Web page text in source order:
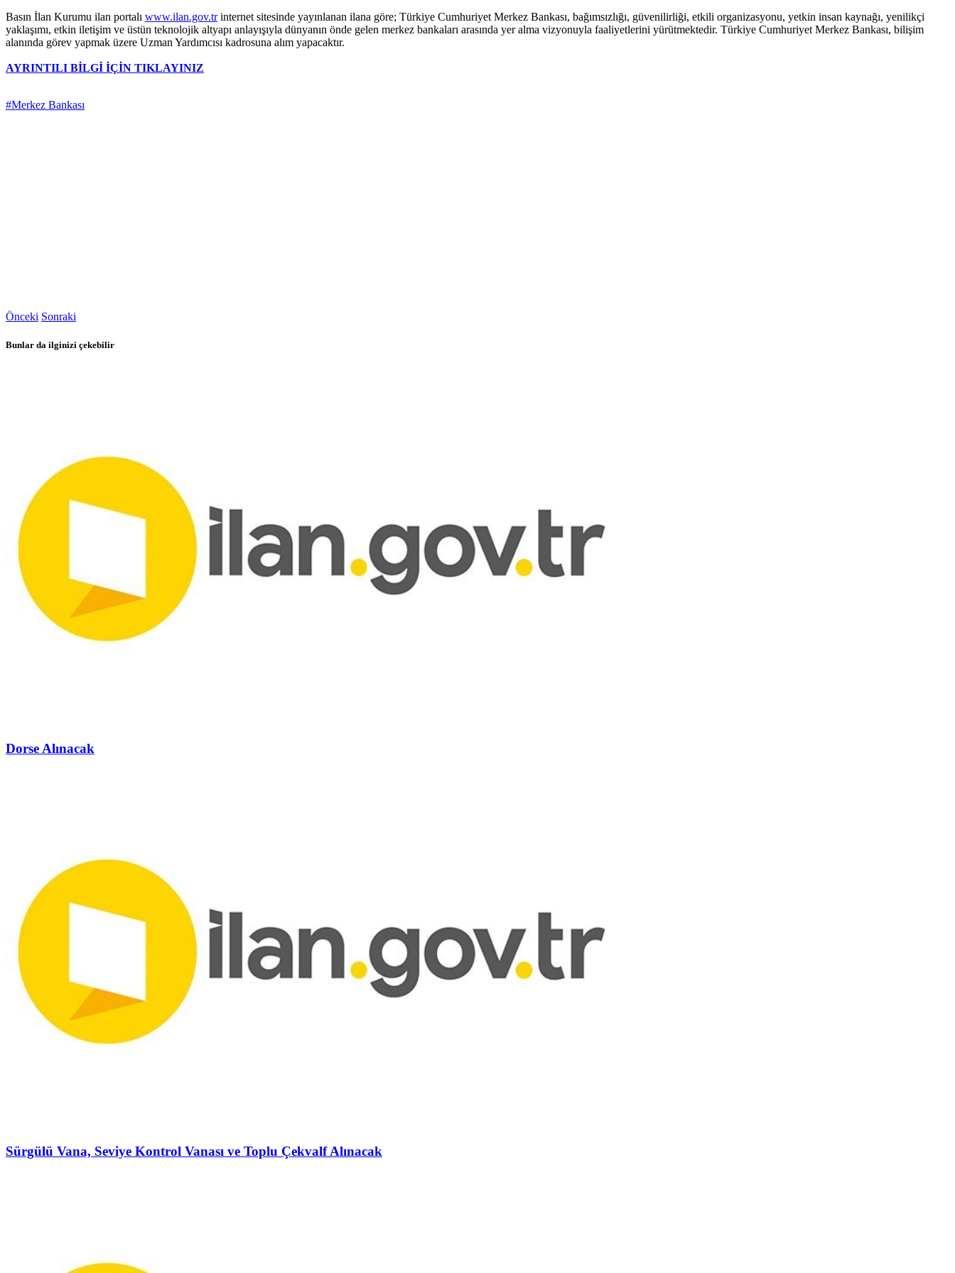
Basın İlan Kurumu ilan portalı www.ilan.gov.trinternet sitesinde yayınlanan ilana göre; Türkiye Cumhuriyet Merkez Bankası, bağımsızlığı, güvenilirliği, etkili organizasyonu, yetkin insan kaynağı, yenilikçi
yaklaşımı, etkin iletişim ve üstün teknolojik altyapı anlayışıyla dünyanın önde gelen merkez bankaları arasında yer alma vizyonuyla faaliyetlerini yürütmektedir. Türkiye Cumhuriyet Merkez Bankası, bilişim
alanında görev yapmak üzere Uzman Yardımcısı kadrosuna alım yapacaktır.
AYRINTILI BİLGİ İÇİN TIKLAYINIZ
#Merkez Bankası
Önceki Sonraki
Bunlar da ilginizi çekebilir
Dorse Alınacak
Sürgülü Vana, Seviye Kontrol Vanası ve Toplu Çekvalf Alınacak